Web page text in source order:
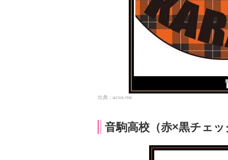
acos.me
音駒高校（赤×黒チェッ